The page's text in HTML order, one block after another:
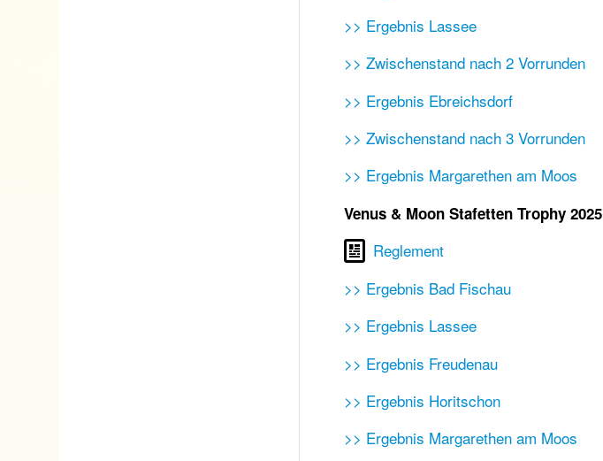
>> Ergebnis Lassee
>> Zwischenstand nach 2 Vorrunden
>> Ergebnis Ebreichsdorf
>> Zwischenstand nach 3 Vorrunden
>> Ergebnis Margarethen am Moos
Venus & Moon Stafetten Trophy 2025
Reglement
>> Ergebnis Bad Fischau
>> Ergebnis Lassee
>> Ergebnis Freudenau
>> Ergebnis Horitschon
>> Ergebnis Margarethen am Moos